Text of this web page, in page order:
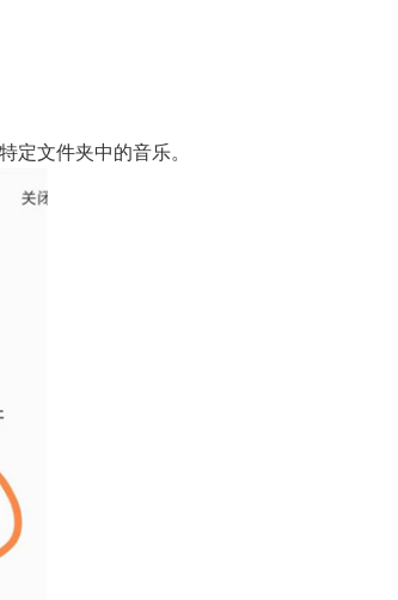
文件夹中的音乐。